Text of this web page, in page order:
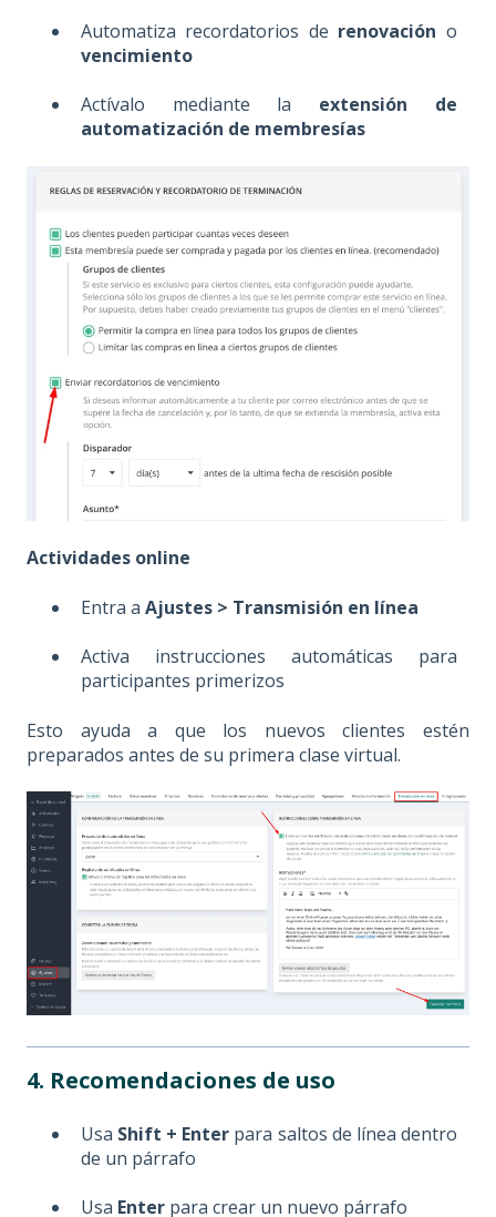
Automatiza recordatorios de renovación o
vencimiento
Actívalo mediante la extensión de
automatización de membresías
Actividades online
Entra a Ajustes > Transmisión en línea
Activa instrucciones automáticas para
participantes primerizos
Esto ayuda a que los nuevos clientes estén
preparados antes de su primera clase virtual.
4. Recomendaciones de uso
Usa Shift + Enter para saltos de línea dentro
de un párrafo
Usa Enter para crear un nuevo párrafo